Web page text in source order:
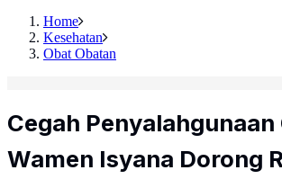
Home
Kesehatan
Obat Obatan
Cegah Penyalahgunaan
Wamen Isyana Dorong